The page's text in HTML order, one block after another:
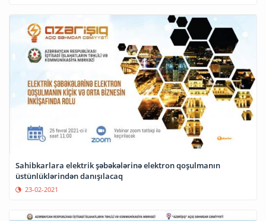
Sahibkarlara elektrik şəbəkələrinə elektron qoşulmanın
üstünlüklərindən danışılacaq
23-02-2021